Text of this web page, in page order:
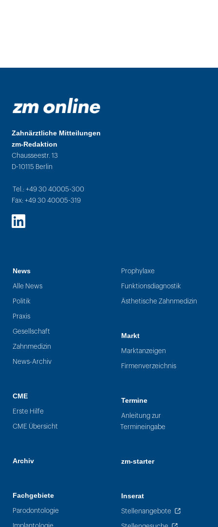
Zahnärztliche Mitteilungen
zm-Redaktion
Chausseestr. 13
D-10115 Berlin
Tel.: +49 30 40005-300
Fax: +49 30 40005-319
LinkedIn
News
Alle News
Politik
Praxis
Gesellschaft
Zahnmedizin
News-Archiv
CME
Erste Hilfe
CME Übersicht
Archiv
Fachgebiete
Parodontologie
Implantologie
Prophylaxe
Funktionsdiagnostik
Ästhetische Zahnmedizin
Markt
Marktanzeigen
Firmenverzeichnis
Termine
Anleitung zur
Termineingabe
zm-starter
Inserat
Stellenangebote